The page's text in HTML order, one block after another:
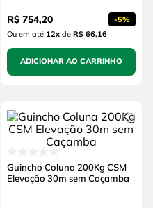
R$ 754,20 -5%
Ou em até 12xde R$ 66,16
ADICIONAR AO CARRINHO
Guincho Coluna 200Kg CSM
Elevação 30m sem Caçamba